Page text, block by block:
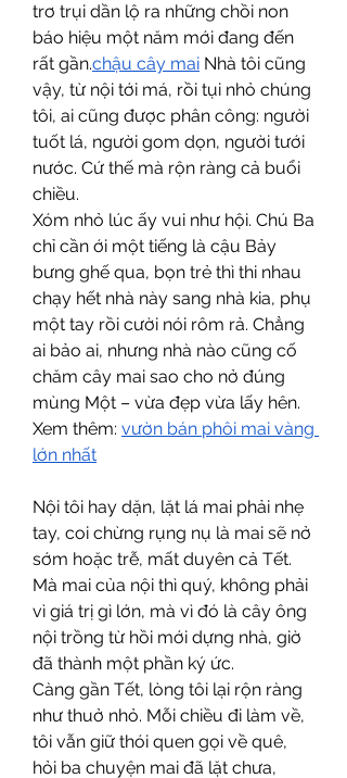
trơ trụi dần lộ ra những chồi non
báo hiệu một năm mới đang đến
rất gần.chậu cây mai Nhà tôi cũng
vậy, từ nội tới má, rồi tụi nhỏ chúng
tôi, ai cũng được phân công: người
tuốt lá, người gom dọn, người tưới
nước. Cứ thế mà rộn ràng cả buổi
chiều.
Xóm nhỏ lúc ấy vui như hội. Chú Ba
chỉ cần ới một tiếng là cậu Bảy
bưng ghế qua, bọn trẻ thì thi nhau
chạy hết nhà này sang nhà kia, phụ
một tay rồi cười nói rôm rả. Chẳng
ai bảo ai, nhưng nhà nào cũng cố
chăm cây mai sao cho nở đúng
mùng Một – vừa đẹp vừa lấy hên.
Xem thêm: vườn bán phôi mai vàng
lớn nhất
Nội tôi hay dặn, lặt lá mai phải nhẹ
tay, coi chừng rụng nụ là mai sẽ nở
sớm hoặc trễ, mất duyên cả Tết.
Mà mai của nội thì quý, không phải
vì giá trị gì lớn, mà vì đó là cây ông
nội trồng từ hồi mới dựng nhà, giờ
đã thành một phần ký ức.
Càng gần Tết, lòng tôi lại rộn ràng
như thuở nhỏ. Mỗi chiều đi làm về,
tôi vẫn giữ thói quen gọi về quê,
hỏi ba chuyện mai đã lặt chưa,